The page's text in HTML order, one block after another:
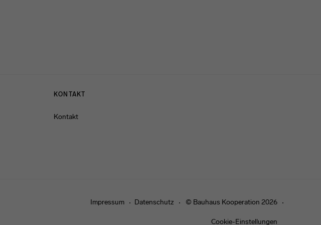
KONTAKT
Kontakt
Impressum Datenschutz © Bauhaus Kooperation 2026
Cookie-Einstellungen